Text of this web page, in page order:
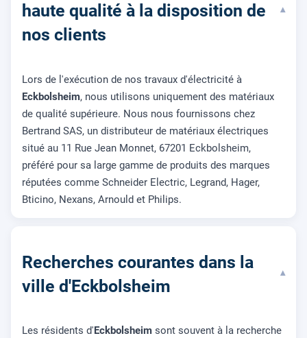
haute qualité à la disposition de
nos clients
▾
Lors de l'exécution de nos travaux d'électricité à
Eckbolsheim, nous utilisons uniquement des matériaux
de qualité supérieure. Nous nous fournissons chez
Bertrand SAS, un distributeur de matériaux électriques
situé au 11 Rue Jean Monnet, 67201 Eckbolsheim,
préféré pour sa large gamme de produits des marques
réputées comme Schneider Electric, Legrand, Hager,
Bticino, Nexans, Arnould et Philips.
Recherches courantes dans la
ville d'Eckbolsheim
▾
Les résidents d'Eckbolsheim sont souvent à la recherche